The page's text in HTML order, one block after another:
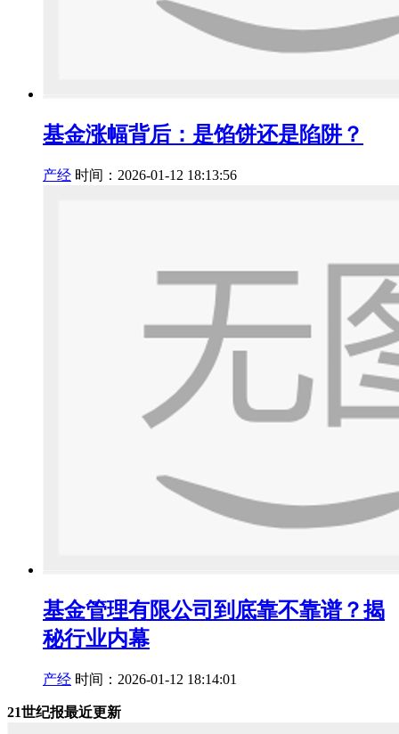
基金涨幅背后：是馅饼还是陷阱？
产经 时间：2026-01-12 18:13:56
基金管理有限公司到底靠不靠谱？揭
秘行业内幕
产经 时间：2026-01-12 18:14:01
21世纪报最近更新